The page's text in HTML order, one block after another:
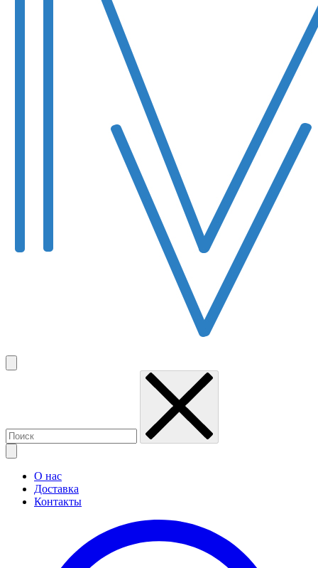
О нас
Доставка
Контакты